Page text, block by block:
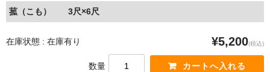
菰（こも） 3尺×6尺
在庫状態 : 在庫有り ¥5,200(税込)
数量